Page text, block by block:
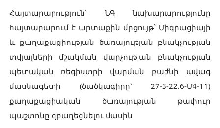
Հայտարարություն` ՆԳ նախարարությունը
հայտարարում է արտաքին մրցույթ՝ Միգրացիայի
և քաղաքացիության ծառայության բնակչության
տվյալների մշակման վարչության բնակչության
պետական ռեգիստրի վարման բաժնի ավագ
մասնագետի (ծածկագիրը` 27-3-22.6-Մ4-11)
քաղաքացիական ծառայության թափուր
պաշտոնը զբաղեցնելու մասին